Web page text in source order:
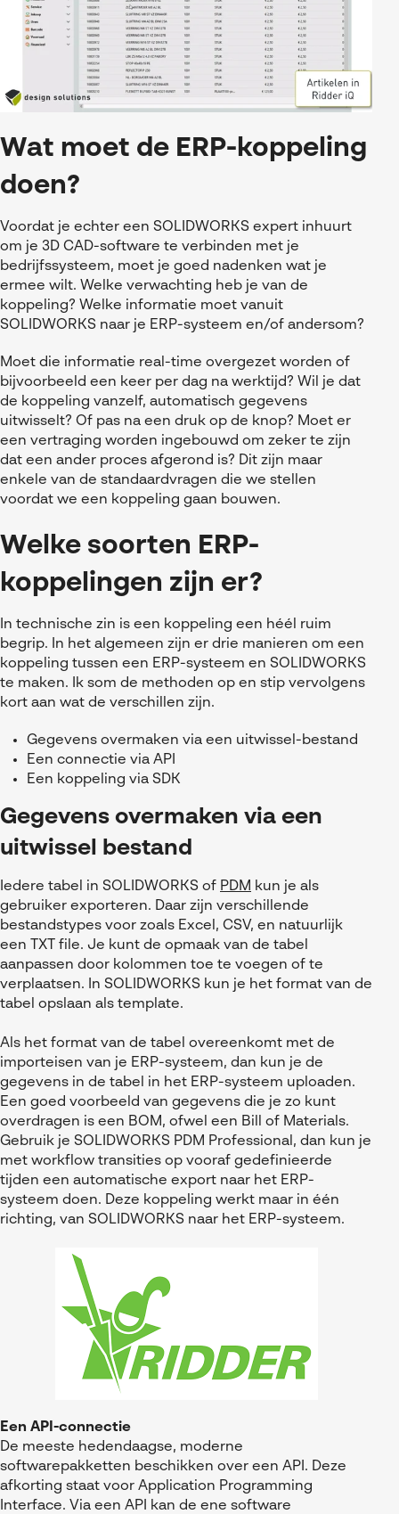
Wat moet de ERP-koppeling
doen?
Voordat je echter een SOLIDWORKS expert inhuurt
om je 3D CAD-software te verbinden met je
bedrijfssysteem, moet je goed nadenken wat je
ermee wilt. Welke verwachting heb je van de
koppeling? Welke informatie moet vanuit
SOLIDWORKS naar je ERP-systeem en/of andersom?
Moet die informatie real-time overgezet worden of
bijvoorbeeld een keer per dag na werktijd? Wil je dat
de koppeling vanzelf, automatisch gegevens
uitwisselt? Of pas na een druk op de knop? Moet er
een vertraging worden ingebouwd om zeker te zijn
dat een ander proces afgerond is? Dit zijn maar
enkele van de standaardvragen die we stellen
voordat we een koppeling gaan bouwen.
Welke soorten ERP-
koppelingen zijn er?
In technische zin is een koppeling een héél ruim
begrip. In het algemeen zijn er drie manieren om een
koppeling tussen een ERP-systeem en SOLIDWORKS
te maken. Ik som de methoden op en stip vervolgens
kort aan wat de verschillen zijn.
Gegevens overmaken via een uitwissel-bestand
Een connectie via API
Een koppeling via SDK
Gegevens overmaken via een
uitwissel bestand
Iedere tabel in SOLIDWORKS of PDM kun je als
gebruiker exporteren. Daar zijn verschillende
bestandstypes voor zoals Excel, CSV, en natuurlijk
een TXT file. Je kunt de opmaak van de tabel
aanpassen door kolommen toe te voegen of te
verplaatsen. In SOLIDWORKS kun je het format van de
tabel opslaan als template.
Als het format van de tabel overeenkomt met de
importeisen van je ERP-systeem, dan kun je de
gegevens in de tabel in het ERP-systeem uploaden.
Een goed voorbeeld van gegevens die je zo kunt
overdragen is een BOM, ofwel een Bill of Materials.
Gebruik je SOLIDWORKS PDM Professional, dan kun je
met workflow transities op vooraf gedefinieerde
tijden een automatische export naar het ERP-
systeem doen. Deze koppeling werkt maar in één
richting, van SOLIDWORKS naar het ERP-systeem.
Een API-connectie
De meeste hedendaagse, moderne
softwarepakketten beschikken over een API. Deze
afkorting staat voor Application Programming
Interface. Via een API kan de ene software